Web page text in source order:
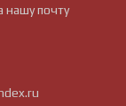
нашу почту